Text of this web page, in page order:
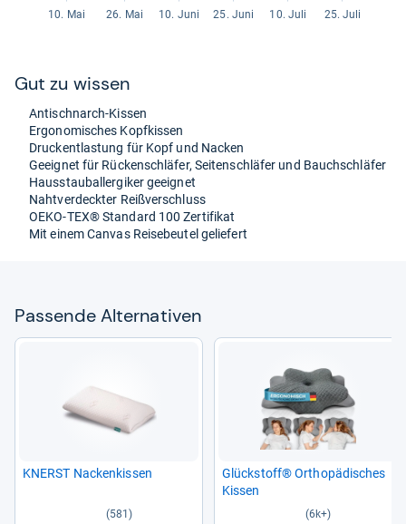
Gut zu wis­sen
Antischnarch-​Kis­sen
Ergo­no­mi­sches Kopf­kis­sen
Druck­ent­las­tung für Kopf und Nacken
Geeig­net für Rücken­schlä­fer, Sei­ten­schlä­fer und Bauch­schlä­fer
Haus­stau­ball­er­gi­ker geeig­net
Naht­ver­deck­ter Reiß­ver­schluss
OEKO-​TEX® Stan­dard 100 Zer­ti­fi­kat
Mit einem Can­vas Rei­se­beu­tel gelie­fert
Pas­sende Alter­na­ti­ven
KNERST Nacken­kis­sen
(581)
Glück­stoff® Ortho­pä­di­sches
Kis­sen
(6k+)